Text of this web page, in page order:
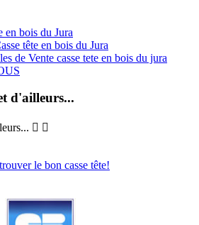
en bois du Jura
tête en bois du Jura
de Vente casse tete en bois du jura
d'ailleurs...
 
le bon casse tête!